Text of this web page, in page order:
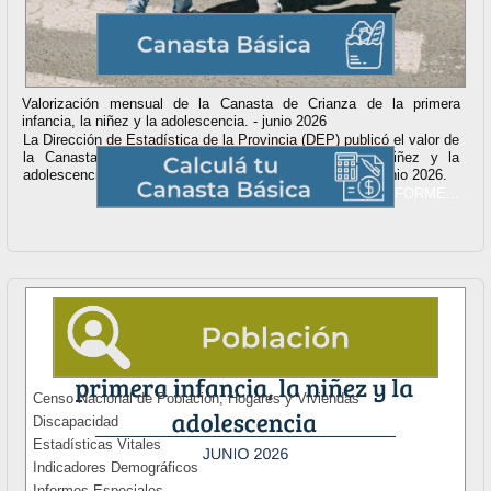
Valorización mensual de la Canasta de Crianza de la primera
infancia, la niñez y la adolescencia. - junio 2026
La Dirección de Estadística de la Provincia (DEP) publicó el valor de
la Canasta de Crianza de la primera infancia, la niñez y la
adolescencia para Tucumán correspondiente al mes de junio 2026.
VER INFORME...
Censo Nacional de Población, Hogares y Viviendas
Discapacidad
Estadísticas Vitales
Indicadores Demográficos